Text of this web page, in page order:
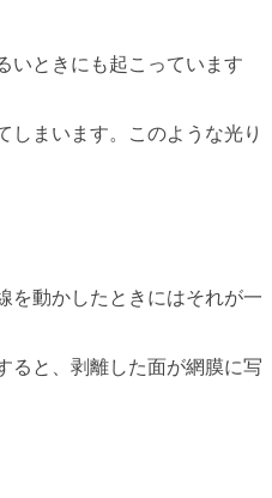
いときにも起こっています
しまいます。このような光り
を動かしたときにはそれが一
ると、剥離した面が網膜に写